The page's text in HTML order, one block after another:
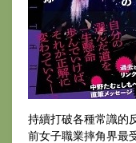
持續打破各種常識的
前女子職業摔角界